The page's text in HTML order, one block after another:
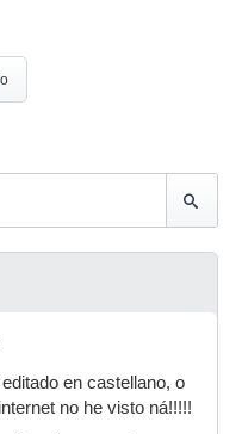
en castellano, o
no he visto ná!!!!!